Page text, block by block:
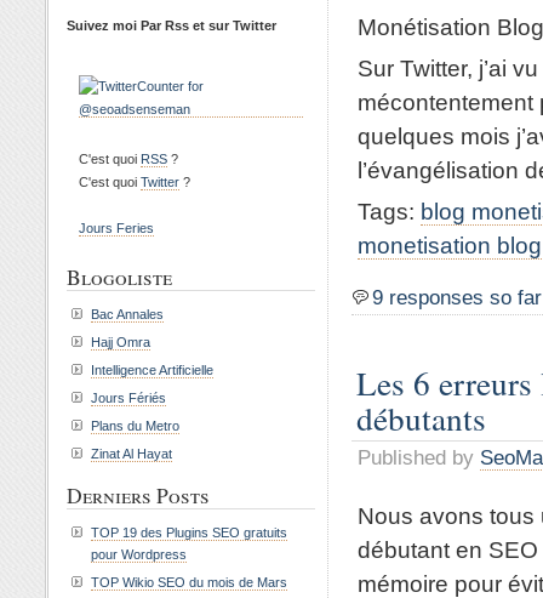
Monétisation Blog
Sur Twitter, j’ai
mécontentement
quelques mois
l’évangélisation
Tags: blog
monetisation blog
9 responses so far
Les 6
débutants
Published by
Nous avons tous
débutant en
mémoire pour
Suivez moi Par Rss et sur Twitter
C'est quoi RSS ?
C'est quoi Twitter ?
Jours Feries
Blogoliste
Bac Annales
Hajj Omra
Intelligence Artificielle
Jours Fériés
Plans du Metro
Zinat Al Hayat
Derniers Posts
TOP 19 des Plugins SEO gratuits
pour Wordpress
TOP Wikio SEO du mois de Mars